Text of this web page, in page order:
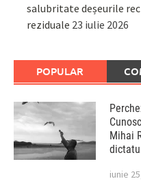
salubritate deșeurile
reziduale 23 iulie 2026
POPULAR
Mihai
iunie